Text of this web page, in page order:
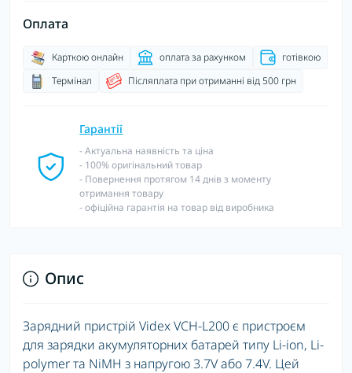
Оплата
Карткою онлайн оплата за рахунком
готівкою
Термінал
Післяплата при отриманні від 500 грн
Гарантії
- Актуальна наявність та ціна
- 100% оригінальний товар
- Повернення протягом 14 днів з моменту
отримання товару
- офіційна гарантія на товар від виробника
Опис
Зарядний пристрій Videx VCH-L200 є пристроєм
для зарядки акумуляторних батарей типу Li-ion, Li-
polymer та NiMH з напругою 3.7V або 7.4V. Цей